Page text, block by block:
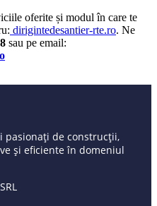
oferite și modul în care te
dirigintedesantier-rte.ro. Ne
sau pe email:
pasionați de construcții,
și eficiente în domeniul